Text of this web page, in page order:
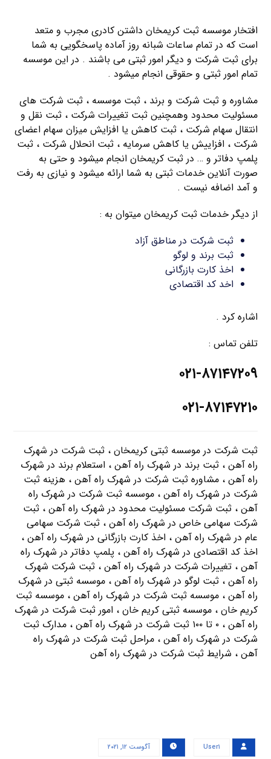
افتخار موسسه ثبت کریمخان داشتن کادری مجرب و متعد
است که در تمام ساعات شبانه روز آماده پاسخگویی به شما
برای ثبت شرکت و دیگر امور ثبتی می باشند . در این موسسه
تمام امور ثبتی و حقوقی انجام میشود .
مشاوره و ثبت شرکت و برند ، ثبت موسسه ، ثبت شرکت های
مسئولیت محدود وهمچنین ثبت تغییرات شرکت ، ثبت نقل و
انتقال سهام شرکت ، ثبت کاهش یا افزایش میزان سهام اعضای
شرکت ، افزاییش یا کاهش سرمایه ، ثبت انحلال شرکت ، ثبت
پلمپ دفاتر و … در ثبت کریمخان انجام میشود و حتی به
صورت آنلاین خدمات ثبتی به شما ارائه میشود و نیازی به رفت
و آمد اضافه نیست .
از دیگر خدمات ثبت کریمخان میتوان به :
ثبت شرکت در مناطق آزاد
ثبت برند و لوگو
اخذ کارت بازرگانی
اخد کد اقتصادی
اشاره کرد .
تلفن تماس :
۰۲۱-۸۷۱۴۷۲۰۹
۰۲۱-۸۷۱۴۷۲۱۰
ثبت شرکت در موسسه ثبتی کریمخان ، ثبت شرکت در شهرک
راه آهن ، ثبت برند در شهرک راه آهن ، استعلام برند در شهرک
راه آهن ، مشاوره ثبت شرکت در شهرک راه آهن ، هزینه ثبت
شرکت در شهرک راه آهن ، موسسه ثبت شرکت در شهرک راه
آهن ، ثبت شرکت مسئولیت محدود در شهرک راه آهن ، ثبت
شرکت سهامی خاص در شهرک راه آهن ، ثبت شرکت سهامی
عام در شهرک راه آهن ، اخذ کارت بازرگانی در شهرک راه آهن ،
اخذ کد اقتصادی در شهرک راه آهن ، پلمپ دفاتر در شهرک راه
آهن ، تغییرات شرکت در شهرک راه آهن ، ثبت شرکت شهرک
راه آهن ، ثبت لوگو در شهرک راه آهن ، موسسه ثبتی در شهرک
راه آهن ، موسسه ثبت شرکت در شهرک راه آهن ، موسسه ثبت
کریم خان ، موسسه ثبتی کریم خان ، امور ثبت شرکت در شهرک
راه آهن ، ۰ تا ۱۰۰ ثبت شرکت در شهرک راه آهن ، مدارک ثبت
شرکت در شهرک راه آهن ، مراحل ثبت شرکت در شهرک راه
آهن ، شرایط ثبت شرکت در شهرک راه آهن
User۱ آگوست ۱۲, ۲۰۲۱